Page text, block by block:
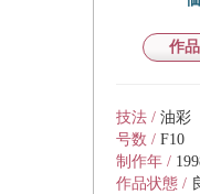
作
技法 / 油彩
号数 / F10
制作年 /
作品状態 /